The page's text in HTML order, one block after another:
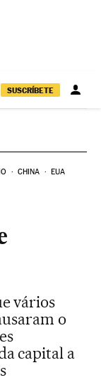
SUSCRÍBETE
CHINA EUA
vários
o
capital a